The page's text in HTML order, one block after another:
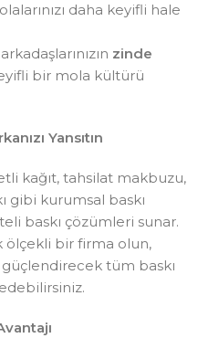
daha keyifli hale
zinde
bir mola kültürü
Yansıtın
kağıt, tahsilat makbuzu,
gibi kurumsal baskı
baskı çözümleri sunar.
ölçekli bir firma olun,
tüm baskı